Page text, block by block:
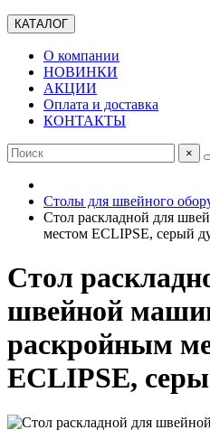
КАТАЛОГ
О компании
НОВИНКИ
АКЦИИ
Оплата и доставка
КОНТАКТЫ
×
Столы для швейного
Стол раскладной для
местом ECLIPSE, серый
Стол
швейной
раскройным
ECLIPSE,